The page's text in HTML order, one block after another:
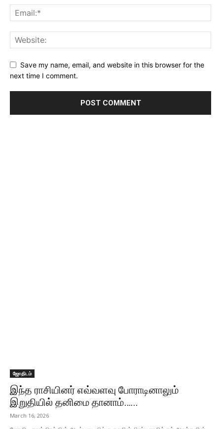
Save my name, email, and website in this browser for the
next time I comment.
ஜோதிடம்
இந்த ராசியினர் எவ்வளவு போராடினாலும்
இறுதியில் தனிமை தானாம்…...
March 16, 2026